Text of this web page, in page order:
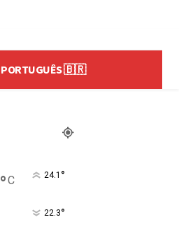
PORTUGUÊS 🇧🇷
°C 24.1 °
22.3°